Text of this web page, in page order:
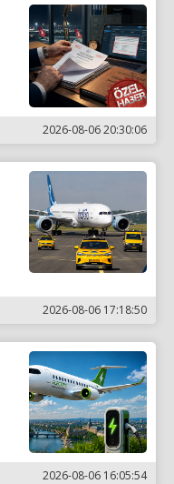
2026-08-06 20:30:06
2026-08-06 17:18:50
2026-08-06 16:05:54